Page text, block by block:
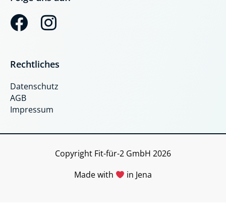
F
c
e
b
o
o
I
s
t
a
g
r
a
m
Rechtliches
Datenschutz
AGB
Impressum
Copyright Fit-für-2 GmbH 2026
Made with
in Jena